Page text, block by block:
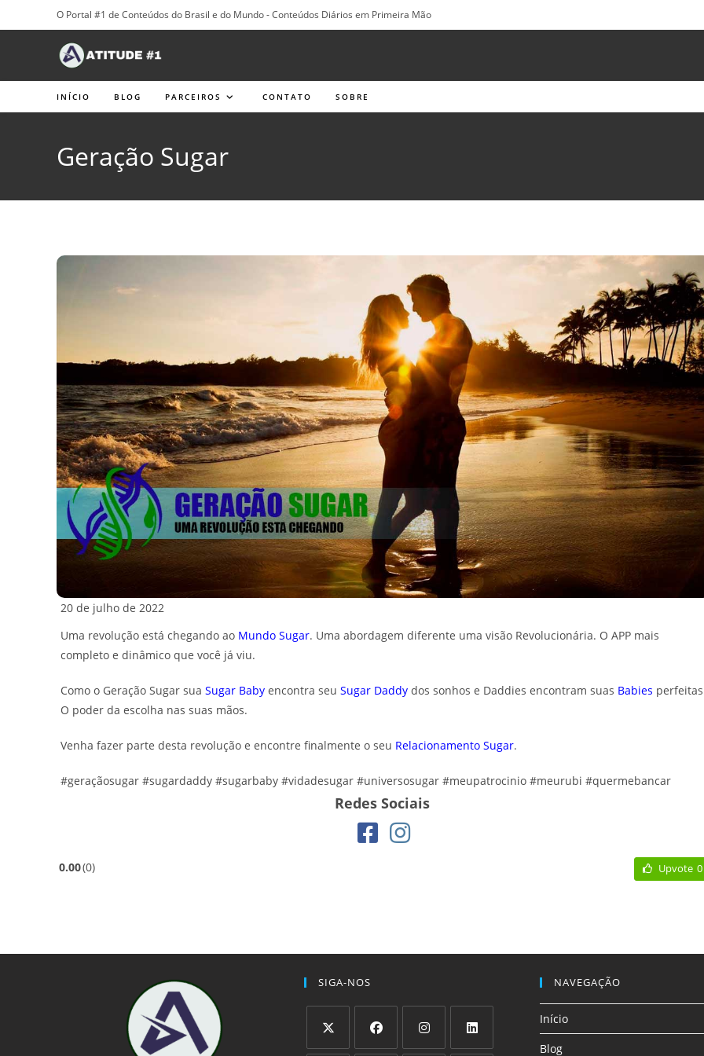
para
O Portal #1 de Conteúdos do Brasil e do Mundo - Conteúdos Diários em Primeira Mão
INÍCIO BLOG PARCEIROS CONTATO SOBRE
Geração Sugar
20 de julho de 2022
Uma revolução está chegando ao Mundo Sugar. Uma abordagem diferente uma visão Revolucionária. O APP mais
completo e dinâmico que você já viu.
Como o Geração Sugar sua Sugar Baby encontra seu Sugar Daddy dos sonhos e Daddies encontram suas Babies
O poder da escolha nas suas mãos.
Venha fazer parte desta revolução e encontre finalmente o seu Relacionamento Sugar.
#geraçãosugar #sugardaddy #sugarbaby #vidadesugar #universosugar #meupatrocinio #meurubi #quermebancar
Redes Sociais
0.00 0 Upvote 0
SIGA-NOS NAVEGAÇÃO
Início
Blog